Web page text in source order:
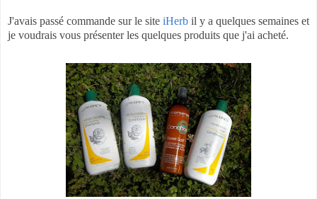
J'avais passé commande sur le site iHerb il y a quelques semaines et
je voudrais vous présenter les quelques produits que j'ai acheté.